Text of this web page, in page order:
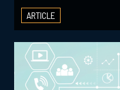
ARTICLE